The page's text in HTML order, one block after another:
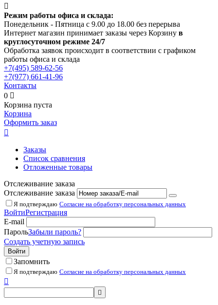

Режим работы офиса и склада:
Понедельник - Пятница с 9.00 до 18.00 без перерыва
Интернет магазин принимает заказы через Корзину в
круглосуточном режиме 24/7
Обработка заявок происходит в соответствии с графиком
работы офиса и склада
+7(495) 589-62-56
+7(977) 661-41-96
Контакты
0 
Корзина пуста
Корзина
Оформить заказ

Заказы
Список сравнения
Отложенные товары
Отслеживание заказа
Отслеживание заказа
Я подтверждаю Согласие на обработку персональных данных
ВойтиРегистрация
E-mail
ПарольЗабыли пароль?
Создать учетную запись
Войти
Запомнить
Я подтверждаю Согласие на обработку персональных данных

